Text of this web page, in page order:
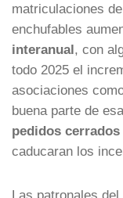
matriculaciones
enchufables
interanual, con
todo 2025 el
asociaciones
buena parte de
pedidos
caducaran los
Las patronales